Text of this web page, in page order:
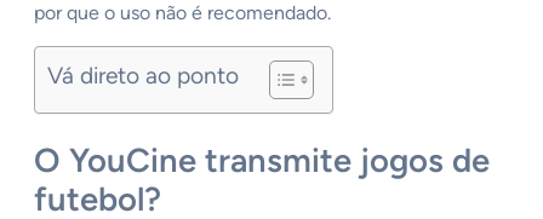
por que o uso não é recomendado.
Vá direto ao ponto
O YouCine transmite jogos de
futebol?